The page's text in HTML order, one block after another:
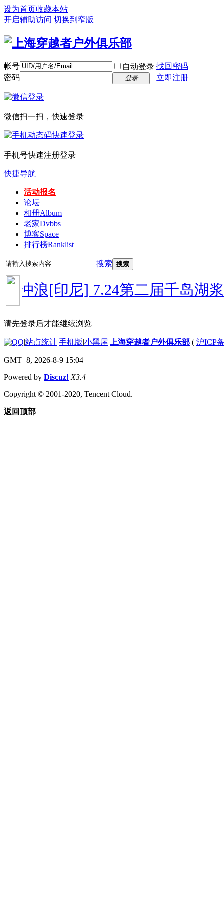
设为首页收藏本站
开启辅助访问 切换到窄版
帐号 自动登录 找回密码
密码
登录 立即注册
微信扫一扫，快速登录
手机号快速注册登录
快捷导航
活动报名
论坛
相册Album
老家Dvbbs
博客Space
排行榜Ranklist
搜索 搜索
冲浪[印尼]7.24第二届千岛湖浆
请先登录后才能继续浏览
|站点统计|手机版|小黑屋| 上海穿越者户外俱乐部 ( 沪ICP
GMT+8, 2026-8-9 15:04
Powered by Discuz! X3.4
Copyright © 2001-2020, Tencent Cloud.
返回顶部